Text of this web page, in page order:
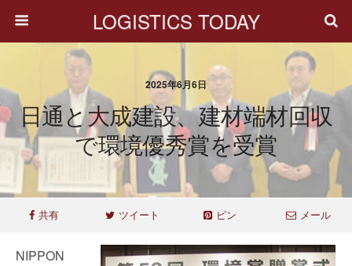
LOGISTICS TODAY
2025年6月6日
日通と大成建設、建材端材回収
で環境優秀賞を受賞
共有 ツイート ピン メール
NIPPON